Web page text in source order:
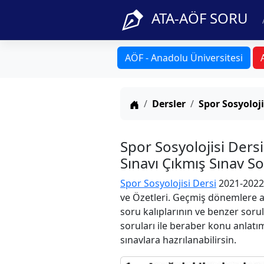
ATA-AÖF SORU
AÖF - Anadolu Üniversitesi
Anasayfa
Dersler Spor
Spor Sosyolojisi
Sınavı Çıkmış Sınav
Spor Sosyolojisi Dersi 2021-
ve Özetleri. Geçmiş dönemlere
soru kalıplarının ve benzer
soruları ile beraber konu
sınavlara hazrılanabilirsin.